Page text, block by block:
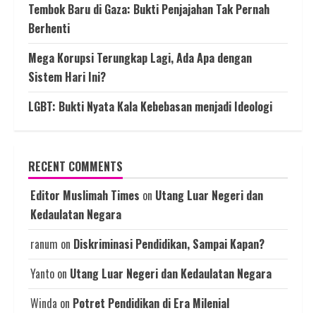
Tembok Baru di Gaza: Bukti Penjajahan Tak Pernah
Berhenti
Mega Korupsi Terungkap Lagi, Ada Apa dengan
Sistem Hari Ini?
LGBT: Bukti Nyata Kala Kebebasan menjadi Ideologi
RECENT COMMENTS
Editor Muslimah Times on Utang Luar Negeri dan
Kedaulatan Negara
ranum on Diskriminasi Pendidikan, Sampai Kapan?
Yanto on Utang Luar Negeri dan Kedaulatan Negara
Winda on Potret Pendidikan di Era Milenial